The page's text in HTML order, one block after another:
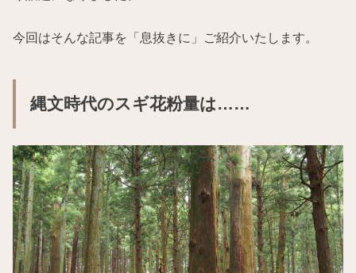
今回はそんな記事を「息抜きに」ご紹介いたします。
縄文時代のスギ花粉量は……